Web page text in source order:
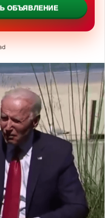
ОБЪЯВЛЕНИЕ